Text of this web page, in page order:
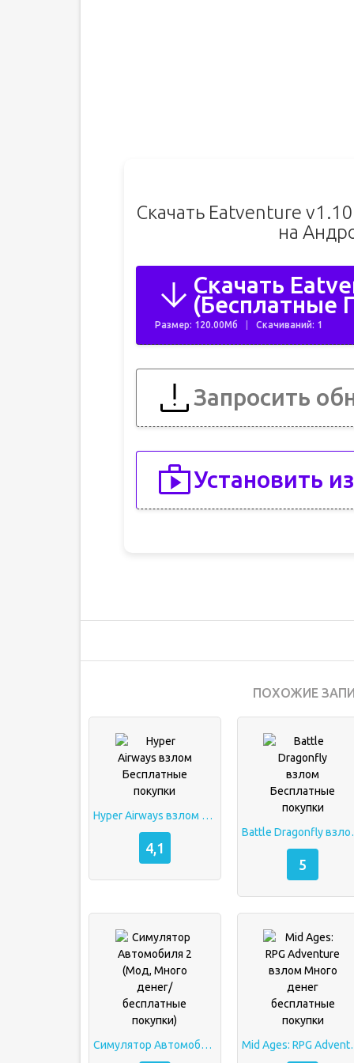
Скачать Eatventure
на
Скачать
(Бесплатные
Размер: 120.00Мб Скачиваний: 1
Запросить
Установить
ПОХОЖИЕ
Hyper Airways взлом Бесплатные покупки
4,1
Battle
5
Симулятор Автомобиля 2 (Мод, Много денег/бесплатные покупки) Mid Ages: RPG